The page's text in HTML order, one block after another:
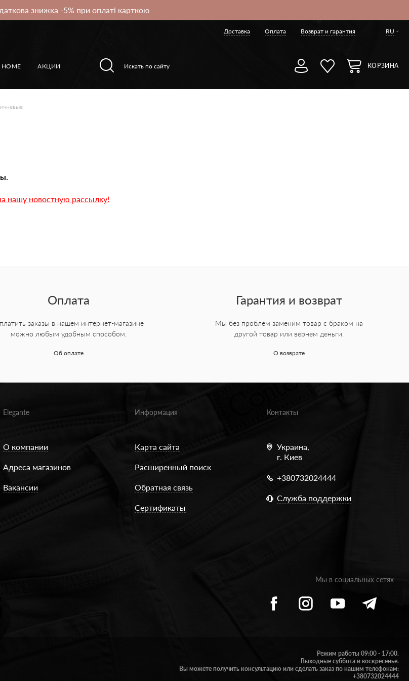
знижка -5% при оплаті карткою
Доставка Оплата Возврат и гарантия RU
HOME АКЦИИ КОРЗИНА
нашу новостную рассылку!
Оплата
заказы в нашем интернет-магазине
можно любым удобным способом.
Об оплате
Гарантия и возврат
Мы без проблем заменим товар с браком на
другой товар или вернем деньги.
О возврате
Elegante
О компании
Адреса магазинов
Вакансии
Информация
Карта сайта
Расширенный поиск
Обратная связь
Сертификаты
Контакты
Украина,
г. Киев
+380732024444
Служба поддержки
Мы в социальных сетях
Режим работы 09:00 - 17:00.
Выходные суббота и воскресенье.
Вы можете получить консультацию или сделать заказ по нашим телефонам:
+380732024444